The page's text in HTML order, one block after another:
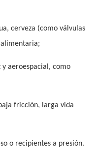
cerveza (como válvulas
aeroespacial, como
fricción, larga vida
o recipientes a presión.